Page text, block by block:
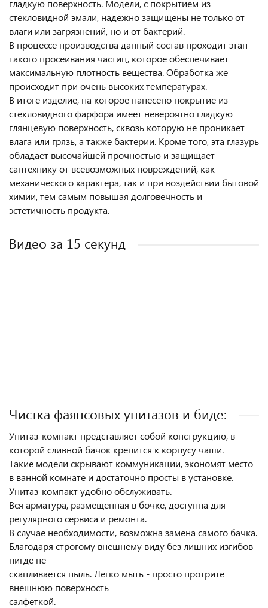
гладкую поверхность. Модели, с покрытием из
стекловидной эмали, надежно защищены не только от
влаги или загрязнений, но и от бактерий.
В процессе производства данный состав проходит этап
такого просеивания частиц, которое обеспечивает
максимальную плотность вещества. Обработка же
происходит при очень высоких температурах.
В итоге изделие, на которое нанесено покрытие из
стекловидного фарфора имеет невероятно гладкую
глянцевую поверхность, сквозь которую не проникает
влага или грязь, а также бактерии. Кроме того, эта глазурь
обладает высочайшей прочностью и защищает
сантехнику от всевозможных повреждений, как
механического характера, так и при воздействии бытовой
химии, тем самым повышая долговечность и
эстетичность продукта.
Видео за 15 секунд
Чистка фаянсовых унитазов и биде:
Унитаз-компакт представляет собой конструкцию, в
которой сливной бачок крепится к корпусу чаши.
Такие модели скрывают коммуникации, экономят место
в ванной комнате и достаточно просты в установке.
Унитаз-компакт удобно обслуживать.
Вся арматура, размещенная в бочке, доступна для
регулярного сервиса и ремонта.
В случае необходимости, возможна замена самого бачка.
Благодаря строгому внешнему виду без лишних изгибов
нигде не
скапливается пыль. Легко мыть - просто протрите
внешнюю поверхность
салфеткой.